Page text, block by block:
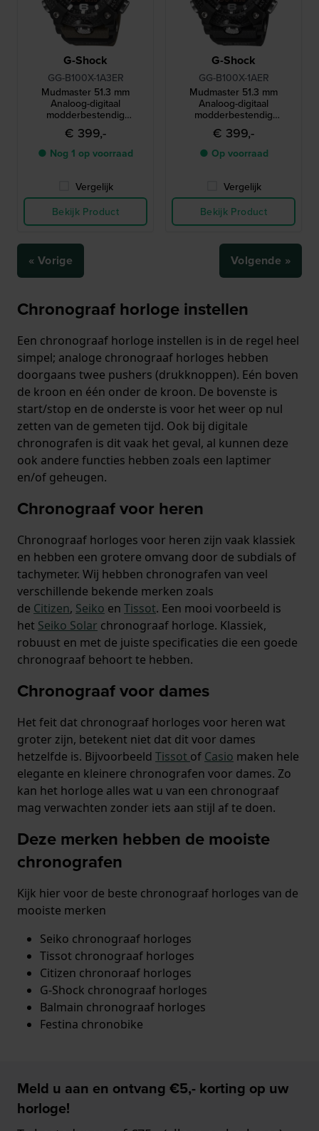
G-Shock
GG-B100X-1A3ER
Mudmaster 51.3 mm
Analoog-digitaal
modderbestendig
connected outdoor horloge
€ 399,-
● Nog 1 op voorraad
Vergelijk
Bekijk Product
G-Shock
GG-B100X-1AER
Mudmaster 51.3 mm
Analoog-digitaal
modderbestendig
connected outdoor horloge
€ 399,-
● Op voorraad
Vergelijk
Bekijk Product
« Vorige Volgende »
Chronograaf horloge instellen
Een chronograaf horloge instellen is in de regel heel
simpel; analoge chronograaf horloges hebben
doorgaans twee pushers (drukknoppen). Eén boven
de kroon en één onder de kroon. De bovenste is
start/stop en de onderste is voor het weer op nul
zetten van de gemeten tijd. Ook bij digitale
chronografen is dit vaak het geval, al kunnen deze
ook andere functies hebben zoals een laptimer
en/of geheugen.
Chronograaf voor heren
Chronograaf horloges voor heren zijn vaak klassiek
en hebben een grotere omvang door de subdials of
tachymeter. Wij hebben chronografen van veel
verschillende bekende merken zoals
de Citizen, Seiko en Tissot. Een mooi voorbeeld is
het Seiko Solar chronograaf horloge. Klassiek,
robuust en met de juiste specificaties die een goede
chronograaf behoort te hebben.
Chronograaf voor dames
Het feit dat chronograaf horloges voor heren wat
groter zijn, betekent niet dat dit voor dames
hetzelfde is. Bijvoorbeeld Tissot of Casio maken hele
elegante en kleinere chronografen voor dames. Zo
kan het horloge alles wat u van een chronograaf
mag verwachten zonder iets aan stijl af te doen.
Deze merken hebben de mooiste
chronografen
Kijk hier voor de beste chronograaf horloges van de
mooiste merken
Seiko chronograaf horloges
Tissot chronograaf horloges
Citizen chronoraaf horloges
G-Shock chronograaf horloges
Balmain chronograaf horloges
Festina chronobike
Meld u aan en ontvang €5,- korting op uw
horloge!